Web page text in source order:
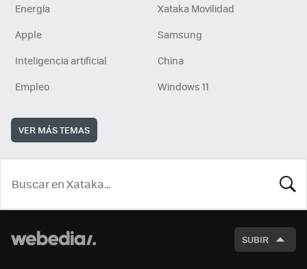
Energía
Xataka Movilidad
Apple
Samsung
Inteligencia artificial
China
Empleo
Windows 11
VER MÁS TEMAS
SUBIR